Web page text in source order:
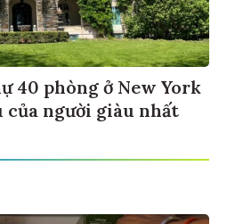
40 phòng ở New York
của người giàu nhất